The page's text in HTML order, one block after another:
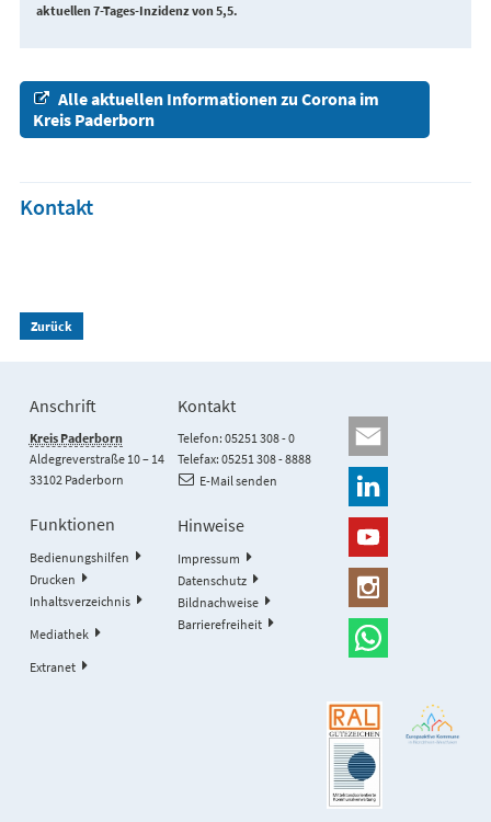
aktuellen 7-Tages-Inzidenz von 5,5.
Alle aktuellen Informationen zu Corona im
Kreis Paderborn
Kontakt
Zurück
Anschrift
Kreis Paderborn
Aldegreverstraße 10 – 14
33102 Paderborn
Kontakt
Telefon: 05251 308 - 0
Telefax: 05251 308 - 8888
E-Mail senden
Funktionen
Bedienungshilfen
Drucken
Inhaltsverzeichnis
Mediathek
Extranet
Hinweise
Impressum
Datenschutz
Bildnachweise
Barrierefreiheit